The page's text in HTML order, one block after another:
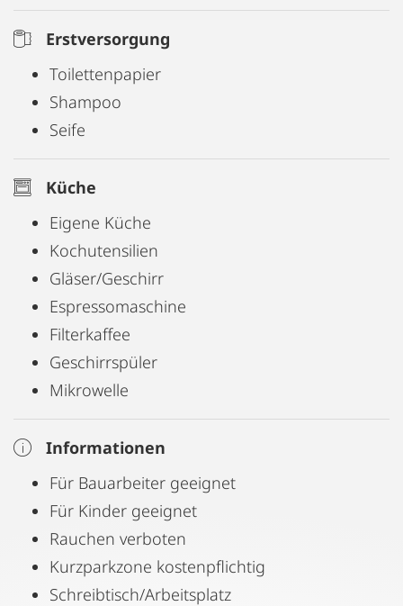
und ist ab einem Monat mietbar.
Erstversorgung
Toilettenpapier
Shampoo
Seife
Küche
Eigene Küche
Kochutensilien
Gläser/Geschirr
Espressomaschine
Filterkaffee
Geschirrspüler
Mikrowelle
Informationen
Für Bauarbeiter geeignet
Für Kinder geeignet
Rauchen verboten
Kurzparkzone kostenpflichtig
Schreibtisch/Arbeitsplatz